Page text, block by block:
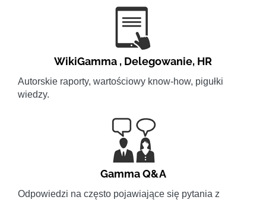
WikiGamma , Delegowanie, HR
Autorskie raporty, wartościowy know-how, pigułki
wiedzy.
Gamma Q&A
Odpowiedzi na często pojawiające się pytania z